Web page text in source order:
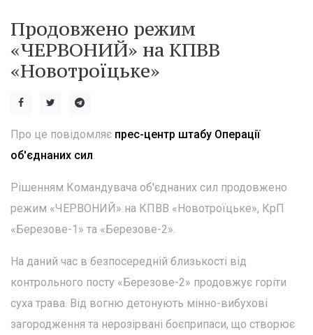
Продовжено режим
«ЧЕРВОНИЙ» на КПВВ
«Новотроїцьке»
Про це повідомляє прес-центр штабу Операції
об'єднаних сил.
Рішенням Командувача об'єднаних сил продовжено
режим «ЧЕРВОНИЙ» на КПВВ «Новотроїцьке», КрП
«Березове-1» та «Березове-2».
На даний час в безпосередній близькості від
контрольного посту «Березове-2» продовжує горіти
суха трава. Від вогню детонують мінно-вибухові
загородження та нерозірвані боєприпаси, що створює